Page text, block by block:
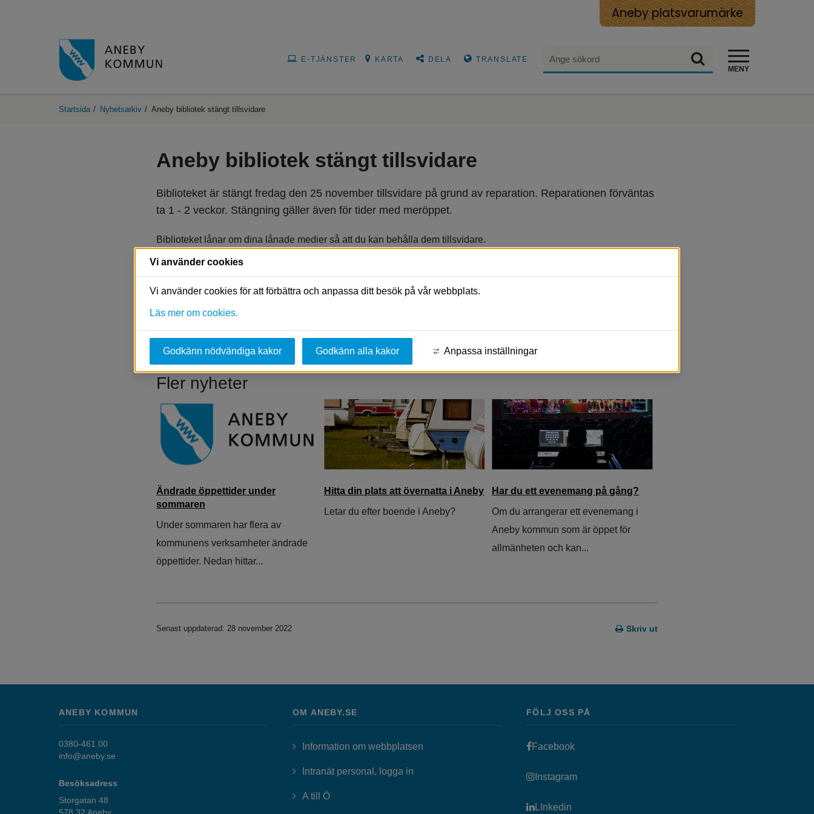
Aneby platsvarumärke
Sök
MENY
E-TJÄNSTER KARTA DELA TRANSLATE
Startsida / Nyhetsarkiv / Aneby bibliotek stängt tillsvidare
Aneby bibliotek stängt tillsvidare
Biblioteket är stängt fredag den 25 november tillsvidare på grund av reparation. Reparationen förväntas
ta 1 - 2 veckor. Stängning gäller även för tider med meröppet.
Biblioteket lånar om dina lånade medier så att du kan behålla dem tillsvidare.
Telefon: 0380-462 45
E-post: biblioteket@aneby.se
Fler nyheter
Ändrade öppettider under
sommaren
Under sommaren har flera av
kommunens verksamheter ändrade
öppettider. Nedan hittar...
Hitta din plats att övernatta i Aneby
Letar du efter boende i Aneby?
Har du ett evenemang på gång?
Om du arrangerar ett evenemang i
Aneby kommun som är öppet för
allmänheten och kan...
Skriv ut
Senast uppdaterad: 28 november 2022
ANEBY KOMMUN
0380-461 00
info@aneby.se
Besöksadress
Storgatan 48
OM ANEBY.SE
Information om webbplatsen
Intranät personal, logga in Länk till annan webbplats, öppnas i nytt fönster.
A till Ö
FÖLJ OSS PÅ
FacebookLänk till annan webbplats, öppnas i nytt fönster.
InstagramLänk till annan webbplats, öppnas i nytt fönster.
LInkedin
Vi använder cookies
Vi använder cookies för att förbättra och anpassa ditt besök på vår webbplats.
Läs mer om cookies.
Godkänn nödvändiga kakor Godkänn alla kakor Anpassa inställningar